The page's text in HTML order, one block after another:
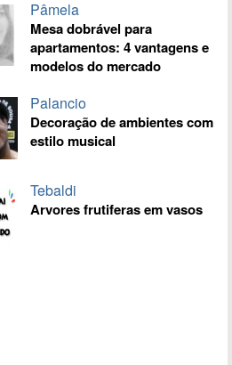
Pâmela
Mesa dobrável para
apartamentos: 4 vantagens e
modelos do mercado
Palancio
Decoração de ambientes com
estilo musical
Tebaldi
Arvores frutiferas em vasos